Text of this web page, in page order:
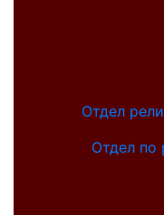
Отдел
Отдел по